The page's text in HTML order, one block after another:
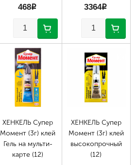
468p 3364p
ХЕНКЕЛЬ Супер
Момент (3г) клей
Гель на мульти-
карте (12)
ХЕНКЕЛЬ Супер
Момент (3г) клей
высокопрочный
(12)